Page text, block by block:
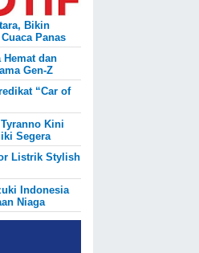
Bikin
Panas
dan
Gen-Z
“Car of
Kini
Segera
Listrik Stylish
Indonesia
Niaga